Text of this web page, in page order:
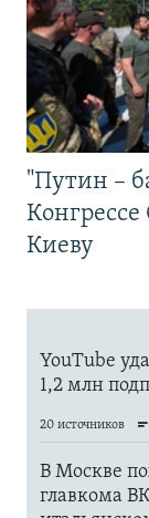
"Путин –
Киеву